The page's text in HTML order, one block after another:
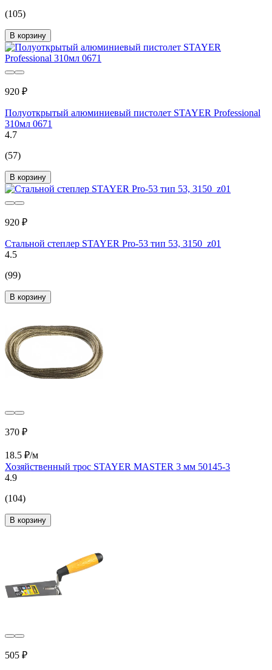
(105)
В корзину
920 ₽
Полуоткрытый алюминиевый пистолет STAYER Professional
310мл 0671
4.7
(57)
В корзину
920 ₽
Стальной cтеплер STAYER Pro-53 тип 53, 3150_z01
4.5
(99)
В корзину
370 ₽
18.5 ₽/м
Хозяйственный трос STAYER MASTER 3 мм 50145-3
4.9
(104)
В корзину
505 ₽